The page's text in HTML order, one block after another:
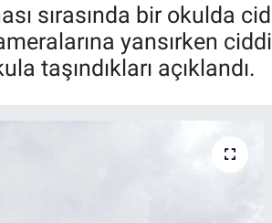
sırasında bir okulda
yansırken
taşındıkları açıklandı.